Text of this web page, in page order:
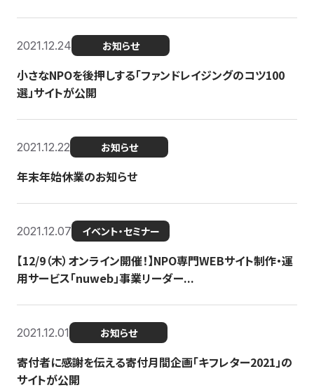
2021.12.24 お知らせ
小さなNPOを後押しする「ファンドレイジングのコツ100
選」サイトが公開
2021.12.22 お知らせ
年末年始休業のお知らせ
2021.12.07 イベント・セミナー
【12/9（木）オンライン開催！】NPO専門WEBサイト制作・運
用サービス「nuweb」事業リーダー...
2021.12.01 お知らせ
寄付者に感謝を伝える寄付月間企画「キフレター2021」の
サイトが公開